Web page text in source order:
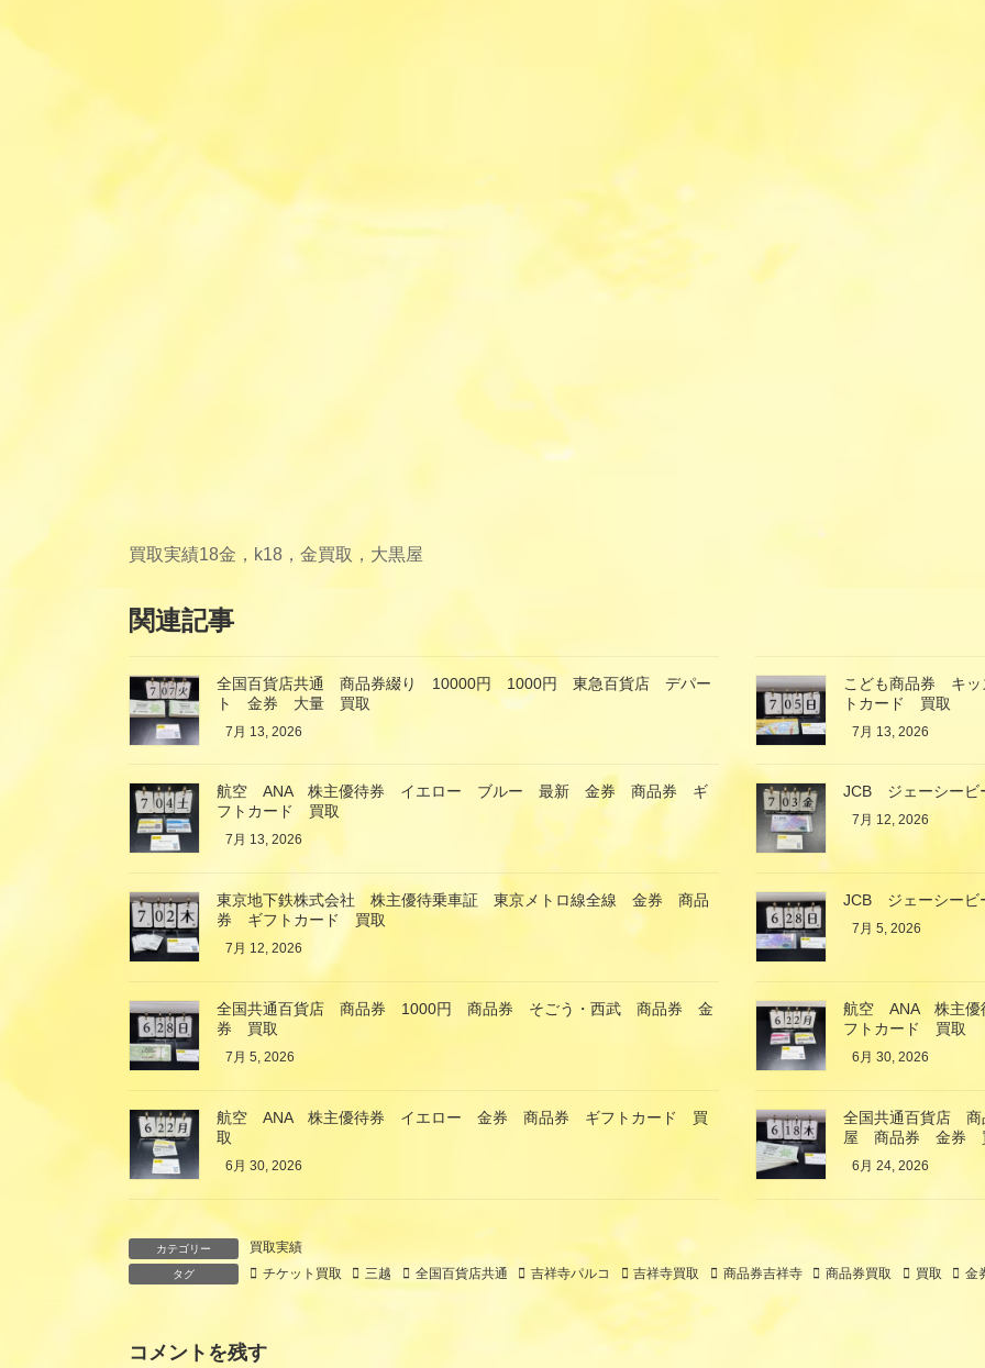
買取実績18金，k18，金買取，大黒屋
関連記事
全国百貨店共通 商品券綴り 10000円 1000円 東急百貨店 デパー
ト 金券 大量 買取
7月 13, 2026
こども商品券 キ
トカード 買取
7月 13, 2026
航空 ANA 株主優待券 イエロー ブルー 最新 金券 商品券 ギ
フトカード 買取
7月 13, 2026
JCB ジェーシー
7月 12, 2026
東京地下鉄株式会社 株主優待乗車証 東京メトロ線全線 金券 商品
券 ギフトカード 買取
7月 12, 2026
JCB ジェーシー
7月 5, 2026
全国共通百貨店 商品券 1000円 商品券 そごう・西武 商品券 金
券 買取
7月 5, 2026
航空 ANA 株主
フトカード 買取
6月 30, 2026
航空 ANA 株主優待券 イエロー 金券 商品券 ギフトカード 買
取
6月 30, 2026
全国共通百貨店
屋 商品券 金券
6月 24, 2026
カテゴリー 買取実績
タグ チケット買取 三越 全国百貨店共通 吉祥寺パルコ 吉祥寺買取 商品券吉祥寺 商品券買取 買取 金
コメントを残す